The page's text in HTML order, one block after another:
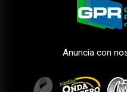
Anuncia con